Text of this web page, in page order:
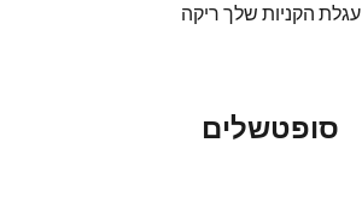
עגלת הקניות שלך ריקה
סופטשלים